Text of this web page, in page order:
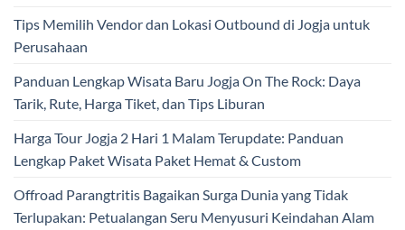
Tips Memilih Vendor dan Lokasi Outbound di Jogja untuk
Perusahaan
Panduan Lengkap Wisata Baru Jogja On The Rock: Daya
Tarik, Rute, Harga Tiket, dan Tips Liburan
Harga Tour Jogja 2 Hari 1 Malam Terupdate: Panduan
Lengkap Paket Wisata Paket Hemat & Custom
Offroad Parangtritis Bagaikan Surga Dunia yang Tidak
Terlupakan: Petualangan Seru Menyusuri Keindahan Alam